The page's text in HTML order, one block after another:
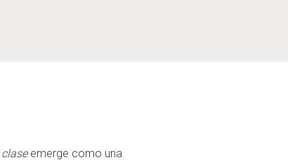
claseemerge como una